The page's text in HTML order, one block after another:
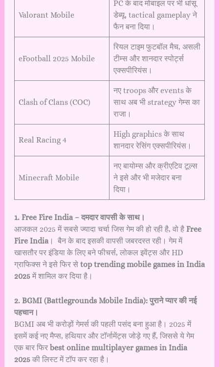
Valorant Mobile
PC के बाद मोबाइल पर भी धांसू
डेब्यू, tactical gameplay ने
फैन बना दिया।
eFootball 2025 Mobile
रियल टाइम फुटबॉल मैच, असली
टीम्स और शानदार स्पोर्ट्स
एक्सपीरियंस।
Clash of Clans (COC)
नए troops और events के
साथ अब भी strategy गेम्स का
राजा।
Real Racing 4
High graphics के साथ
शानदार रेसिंग एक्सपीरियंस।
Minecraft Mobile
नए बायोम्स और क्रीएटिव टूल्स
ने इसे और भी मजेदार बना
दिया।
1. Free Fire India – दमदार वापसी के साथ।
आजकल 2025 में सबसे ज्यादा चर्चा जिस गेम की हो रही है, वो है Free
Fire India। बैन के बाद इसकी वापसी जबरदस्त रही। गेम में
खासतौर पर इंडिया के लिए बने फीचर्स, लोकल इवेंट्स और HD
ग्राफिक्स ने इसे फिर से top trending mobile games in India
2025में शामिल कर दिया है।
2. BGMI (Battlegrounds Mobile India): पुराने प्यार की नई
पहचान।
BGMI अब भी करोड़ों गेमर्स की पहली पसंद बना हुआ है। 2025 में
इसमें कई नए मैप्स, हथियार और टॉर्नामेंट्स जोड़े गए हैं, जिससे ये गेम
एक बार फिर best online multiplayer games in India
2025की लिस्ट में टॉप कर रहा है।